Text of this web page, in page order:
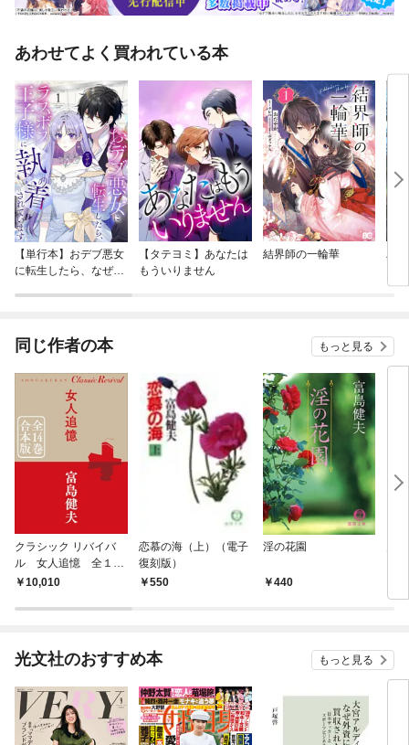
あわせてよく買われている本
【単行本】おデブ悪女
に転生したら、なぜか
【タテヨミ】あなたは
もういりません
結界師の一輪華
バ
今
同じ作者の本 もっと見る
クラシック リバイバ
ル 女人追憶 全１４
巻 合本版
10,010
恋慕の海（上）（電子
復刻版）
550
淫の花園
440
光文社のおすすめ本 もっと見る